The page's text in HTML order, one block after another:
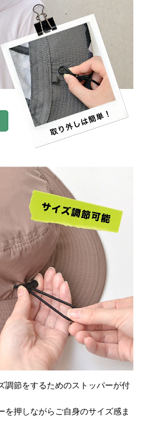
調節をするためのストッパーが付
を押しながらご自身のサイズ感ま